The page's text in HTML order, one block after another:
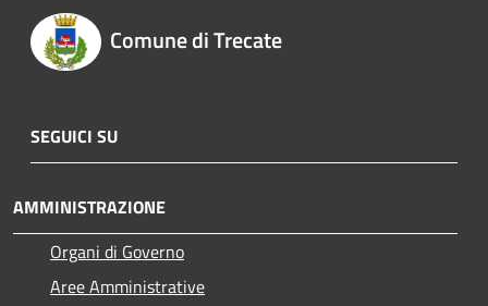
Comune di Trecate
SEGUICI SU
AMMINISTRAZIONE
Organi di Governo
Aree Amministrative